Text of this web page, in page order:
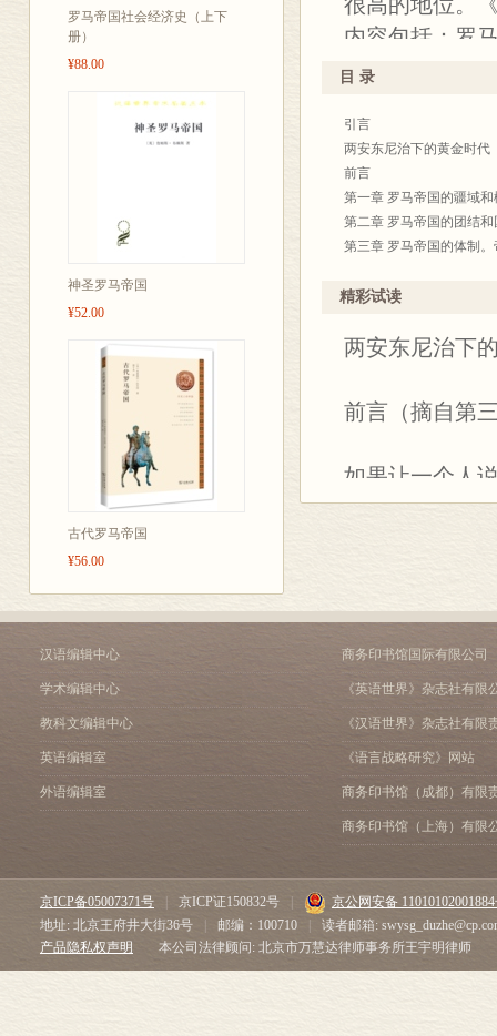
罗马帝国社会经济史（上下
册）
¥88.00
神圣罗马帝国
¥52.00
古代罗马帝国
¥56.00
到有些人猛烈的攻击，
吉本继续搜集材料编写，
录》，直到1793年才回
《罗马帝国衰亡史》包
内容包括：罗
省和纪念碑。
帝国。塞普提
目 录
引言
两安东尼治下的黄金时代
前言
第一章 罗马帝国的疆域和
第二章 罗马帝国的团结
第三章 罗马帝国的体制
第四章 康茂德的统治
第五章 禁卫军出卖帝国
第七章 出身野蛮人的皇
形势逆转
基督教的兴起
第十六章 罗马政府对基
继承人治下的教会。伽
向东推进
第十七章 新罗马。君士
第十八章 君士坦丁其人
第十九章 尤利安的兴起
对基督的承认和异端的出
第二十章 君士坦丁大帝
第二十一章 阿里乌斯教
坎坷经历。阿尔勒会议和
异教的反改革斗争
第二十二章 尤利安的继
精彩试读
两安东尼治下
前言（摘自第
如果让一个人
生活，他定会
一直保持着文
合乎理性的自
的。
这些帝王的一
来的无边的赞
己给人民带来
他们必然会常
的。只要有一
他们用以造福
汉语编辑中心
学术编辑中心
教科文编辑中心
英语编辑室
外语编辑室
商务印书馆国际有限公司
《英语世界》杂志社有限
《汉语世界》杂志社有限
《语言战略研究》网站
商务印书馆（成都）有限
商务印书馆（上海）有限
京ICP备05007371号 京ICP证150832号
京公网安备
地址: 北京王府井大街36号
邮编：100710
读者邮箱:
产品隐私权声明
本公司法律顾问: 北京市万慧达律师事务所王宇明律师